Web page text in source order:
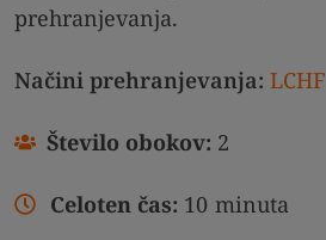
prehranjevanja.
Načini prehranjevanja: LCHF
Število obokov: 2
Celoten čas: 10 minuta